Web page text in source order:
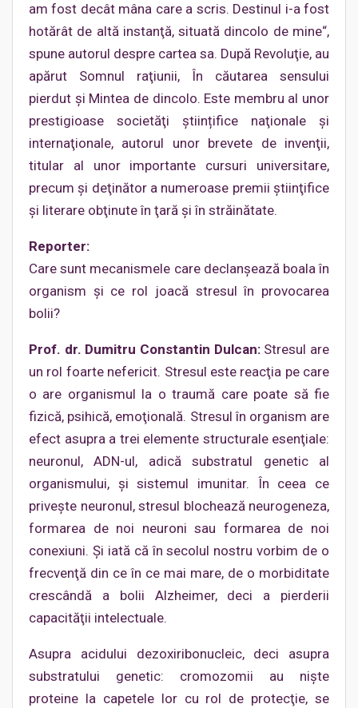
am fost decât mâna care a scris. Destinul i-a fost
hotărât de altă instanţă, situată dincolo de mine“,
spune autorul despre cartea sa. După Revoluţie, au
apărut Somnul raţiunii, În căutarea sensului
pierdut şi Mintea de dincolo. Este membru al unor
prestigioase societăţi ştiințifice naţionale şi
internaţionale, autorul unor brevete de invenţii,
titular al unor importante cursuri universitare,
precum şi deţinător a numeroase premii ştiinţifice
şi literare obţinute în ţară şi în străinătate.
Reporter:
Care sunt mecanismele care declanşează boala în
organism şi ce rol joacă stresul în provocarea
bolii?
Prof. dr. Dumitru Constantin Dulcan:Stresul are
un rol foarte nefericit. Stresul este reacţia pe care
o are organismul la o traumă care poate să fie
fizică, psihică, emoţională. Stresul în organism are
efect asupra a trei elemente structurale esenţiale:
neuronul, ADN-ul, adică substratul genetic al
organismului, şi sistemul imunitar. În ceea ce
priveşte neuronul, stresul blochează neurogeneza,
formarea de noi neuroni sau formarea de noi
conexiuni. Şi iată că în secolul nostru vorbim de o
frecvenţă din ce în ce mai mare, de o morbiditate
crescândă a bolii Alzheimer, deci a pierderii
capacităţii intelectuale.
Asupra acidului dezoxiribonucleic, deci asupra
substratului genetic: cromozomii au nişte
proteine la capetele lor cu rol de protecţie, se